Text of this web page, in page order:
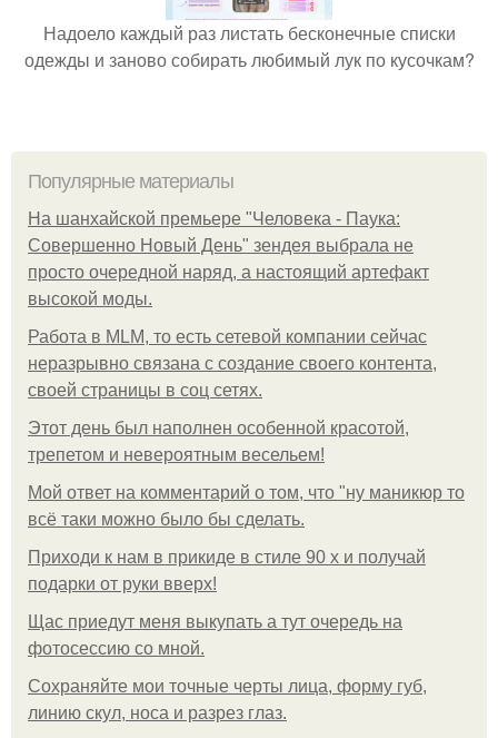
Надоело каждый раз листать бесконечные списки
одежды и заново собирать любимый лук по кусочкам?
Популярные материалы
На шанхайской премьере "Человека - Паука:
Совершенно Новый День" зендея выбрала не
просто очередной наряд, а настоящий артефакт
высокой моды.
Работа в MLM, то есть сетевой компании сейчас
неразрывно связана с создание своего контента,
своей страницы в соц сетях.
Этот день был наполнен особенной красотой,
трепетом и невероятным весельем!
Мой ответ на комментарий о том, что "ну маникюр то
всё таки можно было бы сделать.
Приходи к нам в прикиде в стиле 90 х и получай
подарки от руки вверх!
Щас приедут меня выкупать а тут очередь на
фотосессию со мной.
Сохраняйте мои точные черты лица, форму губ,
линию скул, носа и разрез глаз.